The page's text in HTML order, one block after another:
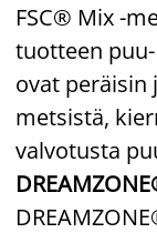
FSC® Mix -
tuotteen
ovat peräisin
metsistä,
valvotusta